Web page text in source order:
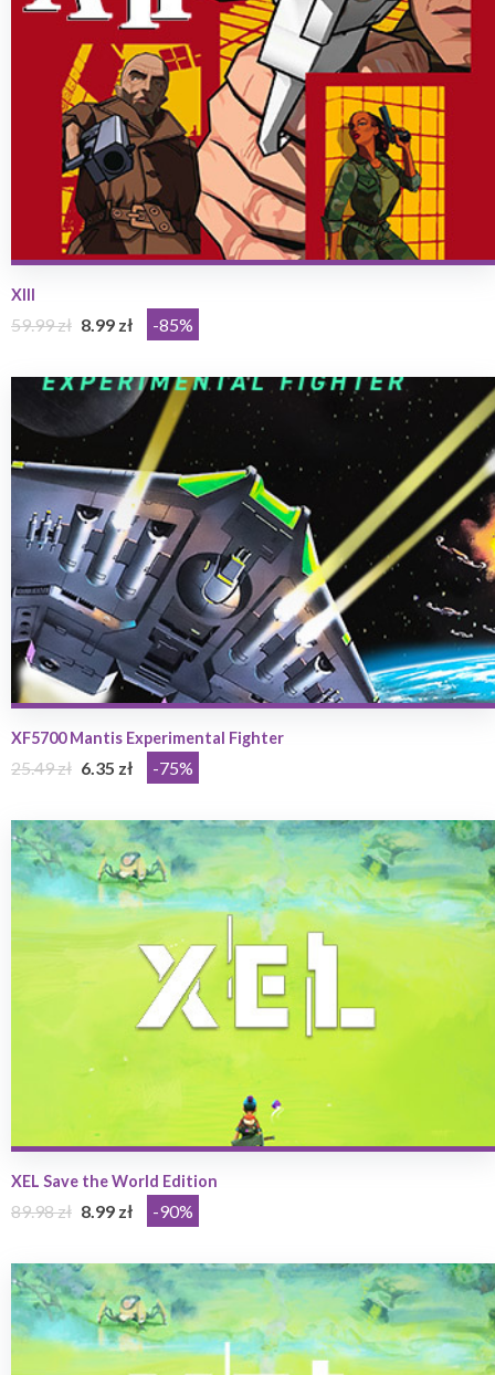
XIII
59.99 zł 8.99 zł -85%
XF5700 Mantis Experimental Fighter
25.49 zł 6.35 zł -75%
XEL Save the World Edition
89.98 zł 8.99 zł -90%